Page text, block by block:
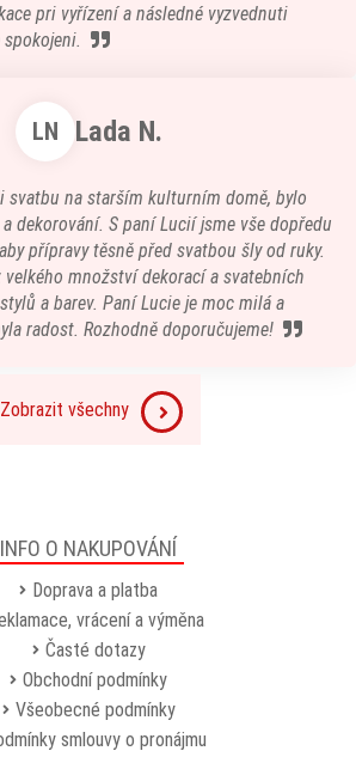
pri vyřízení a následné vyzvednuti
LN Lada N.
svatbu na starším kulturním domě, bylo
dekorování. S paní Lucií jsme vše dopředu
přípravy těsně před svatbou šly od ruky.
množství dekorací a svatebních
a barev. Paní Lucie je moc milá a
radost. Rozhodně doporučujeme!
Zobrazit všechny
INFO O NAKUPOVÁNÍ
Doprava a platba
vrácení a výměna
Časté dotazy
Obchodní podmínky
Všeobecné podmínky
smlouvy o pronájmu